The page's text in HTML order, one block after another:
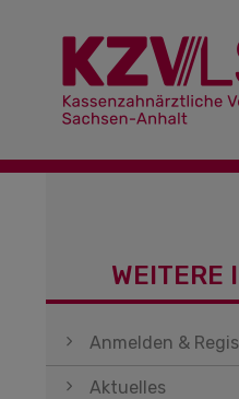
WEITERE
Navigation
Anmelden &
Aktuelles